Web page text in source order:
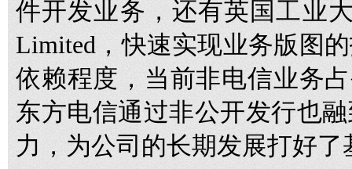
件开发业务，还有英国工业
Limited，快速实现业务版图
依赖程度，当前非电信业务
东方电信通过非公开发行也
力，为公司的长期发展打好了